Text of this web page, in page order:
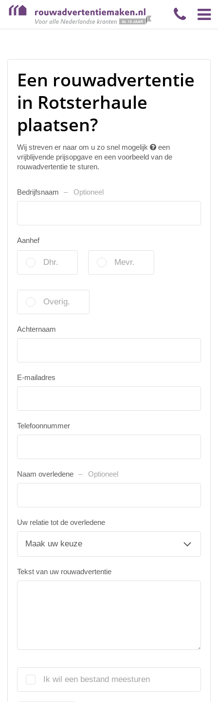
Een rouwadvertentie
in Rotsterhaule
plaatsen?
Wij streven er naar om u zo snel mogelijk
een
vrijblijvende prijsopgave en een voorbeeld van de
rouwadvertentie te sturen.
Bedrijfsnaam Optioneel
Aanhef
Dhr. Mevr.
Overig.
Achternaam
E-mailadres
Telefoonnummer
Naam overledene Optioneel
Uw relatie tot de overledene
Tekst van uw rouwadvertentie
Ik wil een bestand meesturen